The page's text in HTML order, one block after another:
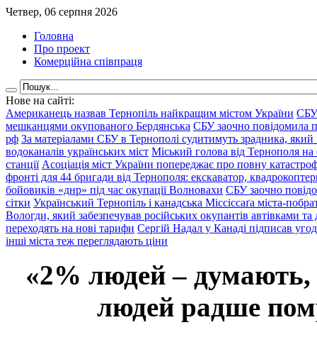
Четвер, 06 серпня 2026
Головна
Про проект
Комерційна співпраця
Нове на сайті:
Американець назвав Тернопіль найкращим містом України СБУ
мешканцями окупованого Бердянська СБУ заочно повідомила
рф За матеріалами СБУ в Тернополі судитимуть зрадника, який
водоканалів українських міст Міський голова від Тернополя
станції Асоціація міст України попереджає про повну
фронті для 44 бригади від Тернополя: екскаватор,
бойовиків «днр» під час окупації Волновахи СБУ заочно
сітки Український Тернопіль і канадська Міссіссаґа міста-
Вологди, який забезпечував російських окупантів автівками
переходять на нові тарифи Сергій Надал у Канаді підписав
інші міста теж переглядають ціни
«2% людей –
людей радше